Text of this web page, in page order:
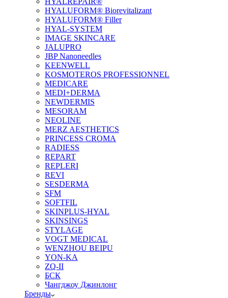
HYALUFORM® Biorevitalizant
HYALUFORM® Filler
HYAL-SYSTEM
IMAGE SKINCARE
JALUPRO
JBP Nanoneedles
KEENWELL
KOSMOTEROS PROFESSIONNEL
MEDICARE
MEDI+DERMA
NEWDERMIS
MESORAM
NEOLINE
MERZ AESTHETICS
PRINCESS CROMA
RADIESS
REPART
REPLERI
REVI
SESDERMA
SFM
SOFTFIL
SKINPLUS-HYAL
SKINSINGS
STYLAGE
VOGT MEDICAL
WENZHOU BEIPU
YON-KA
ZQ-II
БСК
Чангджоу Джинлонг
Бренды